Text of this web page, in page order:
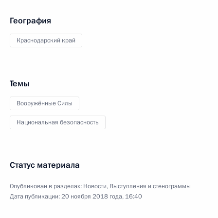
География
Краснодарский край
Темы
Вооружённые Силы
Национальная безопасность
Статус материала
Опубликован в разделах: Новости, Выступления и стенограммы
Дата публикации:20 ноября 2018 года, 16:40